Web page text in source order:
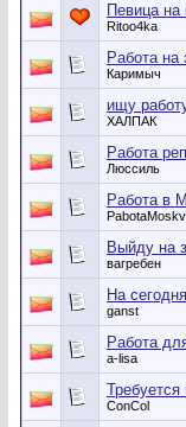
Певица на
Ritoo4ka
Работа на
Каримыч
ищу
ХАЛПАК
Работа
Люссиль
Работа в
Выйду на
вагребен
На
ganst
Работа
a-lisa
ConCol